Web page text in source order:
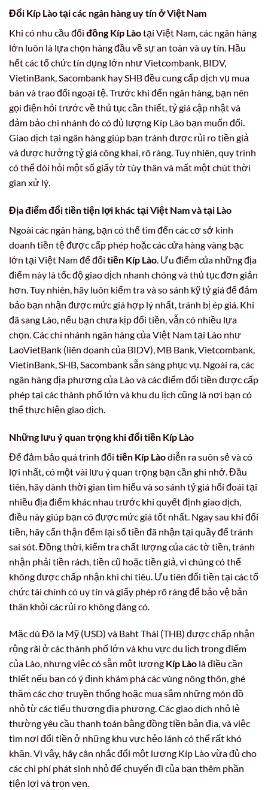
Đổi Kíp Lào tại các ngân hàng uy tín ở Việt Nam
Khi có nhu cầu đổi đồng Kíp Làotại Việt Nam, các ngân hàng
lớn luôn là lựa chọn hàng đầu về sự an toàn và uy tín. Hầu
hết các tổ chức tín dụng lớn như Vietcombank, BIDV,
VietinBank, Sacombank hay SHB đều cung cấp dịch vụ mua
bán và trao đổi ngoại tệ. Trước khi đến ngân hàng, bạn nên
gọi điện hỏi trước về thủ tục cần thiết, tỷ giá cập nhật và
đảm bảo chi nhánh đó có đủ lượng Kíp Lào bạn muốn đổi.
Giao dịch tại ngân hàng giúp bạn tránh được rủi ro tiền giả
và được hưởng tỷ giá công khai, rõ ràng. Tuy nhiên, quy trình
có thể đòi hỏi một số giấy tờ tùy thân và mất một chút thời
gian xử lý.
Địa điểm đổi tiền tiện lợi khác tại Việt Nam và tại Lào
Ngoài các ngân hàng, bạn có thể tìm đến các cơ sở kinh
doanh tiền tệ được cấp phép hoặc các cửa hàng vàng bạc
lớn tại Việt Nam để đổi tiền Kíp Lào . Ưu điểm của những địa
điểm này là tốc độ giao dịch nhanh chóng và thủ tục đơn giản
hơn. Tuy nhiên, hãy luôn kiểm tra và so sánh kỹ tỷ giá để đảm
bảo bạn nhận được mức giá hợp lý nhất, tránh bị ép giá. Khi
đã sang Lào, nếu bạn chưa kịp đổi tiền, vẫn có nhiều lựa
chọn. Các chi nhánh ngân hàng của Việt Nam tại Lào như
LaoVietBank (liên doanh của BIDV), MB Bank, Vietcombank,
VietinBank, SHB, Sacombank sẵn sàng phục vụ. Ngoài ra, các
ngân hàng địa phương của Lào và các điểm đổi tiền được cấp
phép tại các thành phố lớn và khu du lịch cũng là nơi bạn có
thể thực hiện giao dịch.
Những lưu ý quan trọng khi đổi tiền Kíp Lào
Để đảm bảo quá trình đổi tiền Kíp Làodiễn ra suôn sẻ và có
lợi nhất, có một vài lưu ý quan trọng bạn cần ghi nhớ. Đầu
tiên, hãy dành thời gian tìm hiểu và so sánh tỷ giá hối đoái tại
nhiều địa điểm khác nhau trước khi quyết định giao dịch,
điều này giúp bạn có được mức giá tốt nhất. Ngay sau khi đổi
tiền, hãy cẩn thận đếm lại số tiền đã nhận tại quầy để tránh
sai sót. Đồng thời, kiểm tra chất lượng của các tờ tiền, tránh
nhận phải tiền rách, tiền cũ hoặc tiền giả, vì chúng có thể
không được chấp nhận khi chi tiêu. Ưu tiên đổi tiền tại các tổ
chức tài chính có uy tín và giấy phép rõ ràng để bảo vệ bản
thân khỏi các rủi ro không đáng có.
Mặc dù Đô la Mỹ (USD) và Baht Thái (THB) được chấp nhận
rộng rãi ở các thành phố lớn và khu vực du lịch trọng điểm
của Lào, nhưng việc có sẵn một lượng Kíp Lào là điều cần
thiết nếu bạn có ý định khám phá các vùng nông thôn, ghé
thăm các chợ truyền thống hoặc mua sắm những món đồ
nhỏ từ các tiểu thương địa phương. Các giao dịch nhỏ lẻ
thường yêu cầu thanh toán bằng đồng tiền bản địa, và việc
tìm nơi đổi tiền ở những khu vực hẻo lánh có thể rất khó
khăn. Vì vậy, hãy cân nhắc đổi một lượng Kíp Lào vừa đủ cho
các chi phí phát sinh nhỏ để chuyến đi của bạn thêm phần
tiện lợi và trọn vẹn.